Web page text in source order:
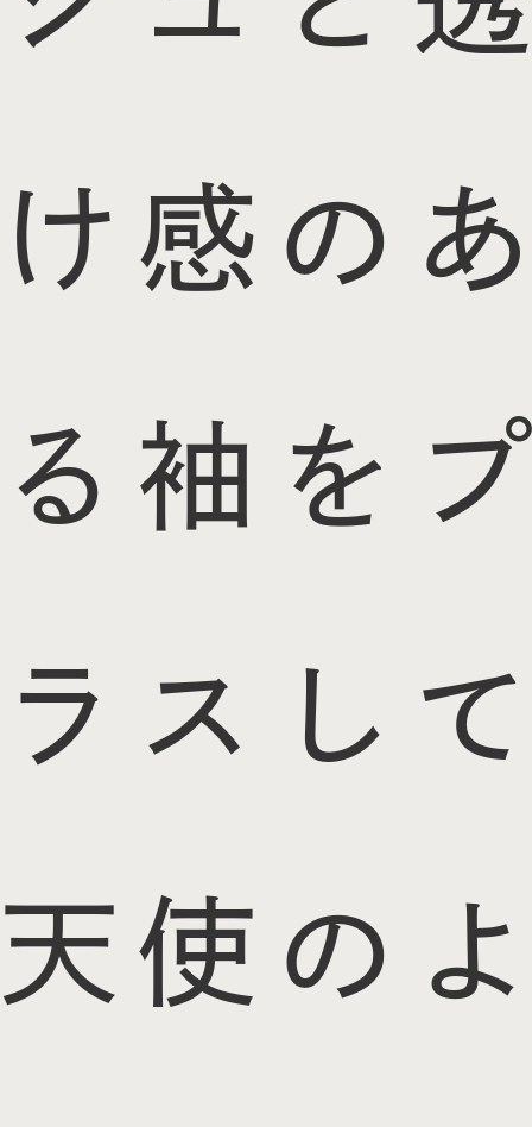
け感のあ
る袖をプ
ラスして
天使のよ